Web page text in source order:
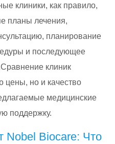
клиники, как правило,
планы лечения,
планирование
и последующее
клиник
цены, но и качество
медицинские
поддержку.
Nobel Biocare: Что